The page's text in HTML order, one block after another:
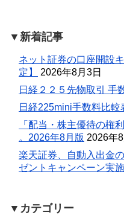
▼新着記事
ネット証券の口座開設
定】
2026年8月3日
日経２２５先物取引 手
日経225mini手数料比較
「配当・株主優待の権
。2026年8月版 2026年8
楽天証券、自動入出金
ゼントキャンペーン実
▼カテゴリー